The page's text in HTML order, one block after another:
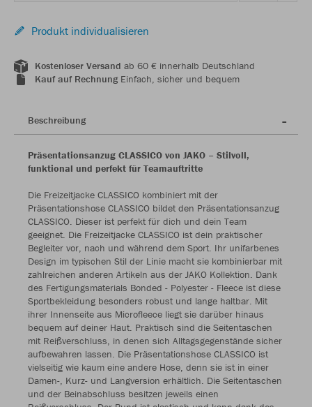
Produkt individualisieren
Kostenloser Versand ab 60 € innerhalb Deutschland
Kauf auf RechnungEinfach, sicher und bequem
Beschreibung
Präsentationsanzug CLASSICO von JAKO – Stilvoll,
funktional und perfekt für Teamauftritte
Die Freizeitjacke CLASSICO kombiniert mit der
Präsentationshose CLASSICO bildet den Präsentationsanzug
CLASSICO. Dieser ist perfekt für dich und dein Team
geeignet. Die Freizeitjacke CLASSICO ist dein praktischer
Begleiter vor, nach und während dem Sport. Ihr unifarbenes
Design im typischen Stil der Linie macht sie kombinierbar mit
zahlreichen anderen Artikeln aus der JAKO Kollektion. Dank
des Fertigungsmaterials Bonded - Polyester - Fleece ist diese
Sportbekleidung besonders robust und lange haltbar. Mit
ihrer Innenseite aus Microfleece liegt sie darüber hinaus
bequem auf deiner Haut. Praktisch sind die Seitentaschen
mit Reißverschluss, in denen sich Alltagsgegenstände sicher
aufbewahren lassen. Die Präsentationshose CLASSICO ist
vielseitig wie kaum eine andere Hose, denn sie ist in einer
Damen-, Kurz- und Langversion erhältlich. Die Seitentaschen
und der Beinabschluss besitzen jeweils einen